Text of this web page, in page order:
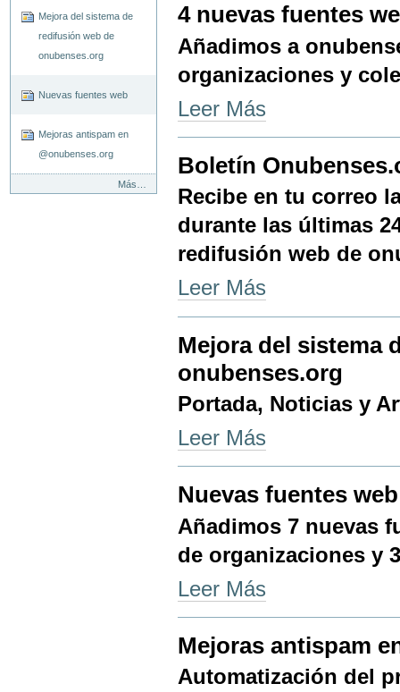
Mejora del sistema de
redifusión web de
onubenses.org
Nuevas fuentes web
Mejoras antispam en
@onubenses.org
noticias
Más…
4 nuevas fuentes
Añadimos a
organizaciones y
4
nuevas
Leer Más
Boletín
Recibe en tu correo
durante las últimas
redifusión web de
Boletín
Onubenses.org
Leer Más
Mejora del sistema
onubenses.org
Portada, Noticias y
Mejora
del
sistema
redifusión
de
-
Leer Más
Nuevas fuentes web
Añadimos 7 nuevas
de organizaciones y
Nuevas
fuentes
Leer Más
Mejoras antispam
Automatización del